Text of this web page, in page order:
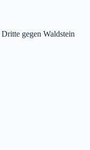
gegen Waldstein